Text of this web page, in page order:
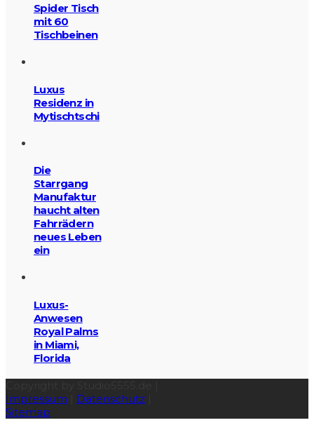
Spider Tisch
mit 60
Tischbeinen
Luxus
Residenz in
Mytischtschi
Die
Starrgang
Manufaktur
haucht alten
Fahrrädern
neues Leben
ein
Luxus-
Anwesen
Royal Palms
in Miami,
Florida
Impressum
Datenschutz
Sitemap